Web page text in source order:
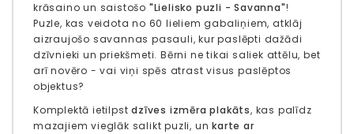
krāsaino un saistošo "Lielisko puzli - Savanna"!
Puzle, kas veidota no 60 lieliem gabaliņiem, atklāj
aizraujošo savannas pasauli, kur paslēpti dažādi
dzīvnieki un priekšmeti. Bērni ne tikai saliek attēlu, bet
arī novēro - vai viņi spēs atrast visus paslēptos
objektus?
Komplektā ietilpstdzīves izmēra plakāts, kas palīdz
mazajiem vieglāk salikt puzli, unkarte ar